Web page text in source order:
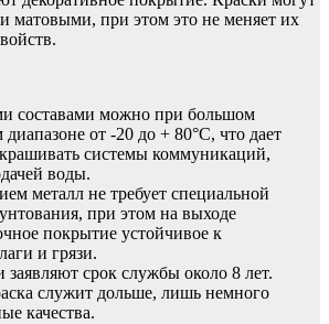
матовыми, при этом это не меняет их
составами можно при большом
от -20 до + 80°С, что дает
системы коммуникаций,
воды.
металл не требует специальной
при этом на выходе
покрытие устойчивое к
и грязи.
заявляют срок службы около 8 лет.
служит дольше, лишь немного
качества.